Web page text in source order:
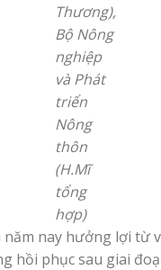
Thương),
Bộ Nông
nghiệp
và Phát
triển
Nông
thôn
(H.Mĩ
tổng
hợp)
nay hưởng lợi từ
hồi phục sau giai